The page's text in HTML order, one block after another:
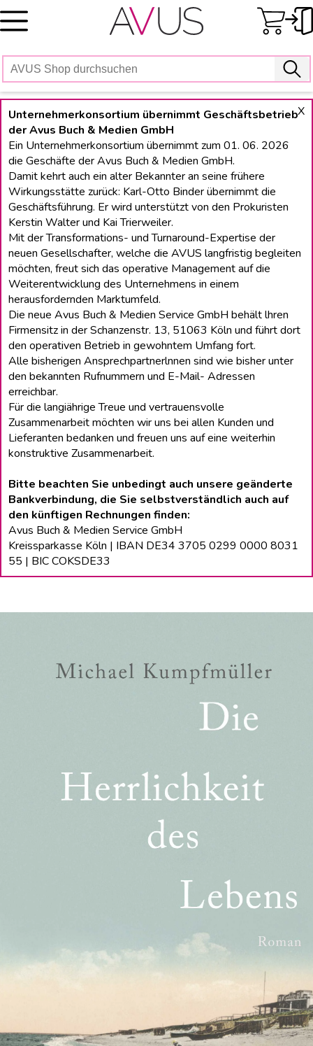
Skip
to
X
Unternehmerkonsortium übernimmt Geschäftsbetrieb
der Avus Buch & Medien GmbH
Ein Unternehmerkonsortium übernimmt zum 01. 06. 2026
die Geschäfte der Avus Buch & Medien GmbH.
Damit kehrt auch ein alter Bekannter an seine frühere
Wirkungsstätte zurück: Karl-Otto Binder übernimmt die
Geschäftsführung. Er wird unterstützt von den Prokuristen
Kerstin Walter und Kai Trierweiler.
Mit der Transformations- und Turnaround-Expertise der
neuen Gesellschafter, welche die AVUS langfristig begleiten
möchten, freut sich das operative Management auf die
Weiterentwicklung des Unternehmens in einem
herausfordernden Marktumfeld.
Die neue Avus Buch & Medien Service GmbH behält lhren
Firmensitz in der Schanzenstr. 13, 51063 Köln und führt dort
den operativen Betrieb in gewohntem Umfang fort.
Alle bisherigen Ansprechpartnerlnnen sind wie bisher unter
den bekannten Rufnummern und E-Mail- Adressen
erreichbar.
Für die langiährige Treue und vertrauensvolle
Zusammenarbeit möchten wir uns bei allen Kunden und
Lieferanten bedanken und freuen uns auf eine weiterhin
konstruktive Zusammenarbeit.
Bitte beachten Sie unbedingt auch unsere geänderte
Bankverbindung, die Sie selbstverständlich auch auf
den künftigen Rechnungen finden:
Avus Buch & Medien Service GmbH
Kreissparkasse Köln | IBAN DE34 3705 0299 0000 8031
55 | BIC COKSDE33